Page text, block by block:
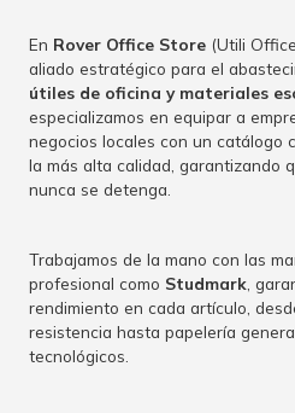
En Rover Office Store (Utili
aliado estratégico para el
útiles de oficina y materiales
especializamos en equipar a
negocios locales con un catálogo
la más alta calidad, garantizando
nunca se detenga.
Trabajamos de la mano con las
profesional como Studmark ,
rendimiento en cada artículo,
resistencia hasta papelería
tecnológicos.